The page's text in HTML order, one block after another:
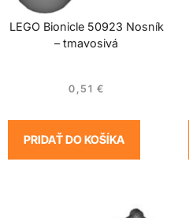
LEGO Bionicle 50923 Nosník
– tmavosivá
0,51 €
PRIDAŤ DO KOŠÍKA